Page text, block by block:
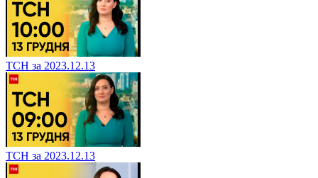
ТСН за 2023.12.13
ТСН за 2023.12.13